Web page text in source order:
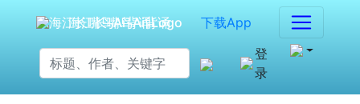
海江长嘴鸟Ai背诵
下载App
登
录